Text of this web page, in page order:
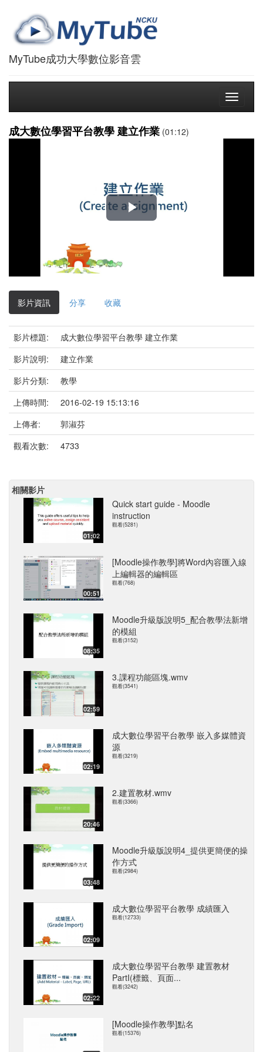
MyTube成功大學數位影音雲
Toggle
成大數位學習平台教學 建立作業 (01:12)
播
影片資訊 分享 收藏
影片標題:
成大數位學習平台教學 建立作業
影片說明:
建立作業
影片分類:
教學
上傳時間:
2016-02-19 15:13:16
上傳者:
郭淑芬
觀看次數:
4733
相關影片
01:02
Quick start guide - Moodle
instruction
觀看(5281)
00:51
[Moodle操作教學]將Word內容匯入線
上編輯器的編輯區
觀看(768)
08:35
Moodle升級版說明5_配合教學法新增
的模組
觀看(3152)
02:59
3.課程功能區塊.wmv
觀看(3541)
02:19
成大數位學習平台教學 嵌入多媒體資
源
觀看(3219)
20:46
2.建置教材.wmv
觀看(3366)
03:48
Moodle升級版說明4_提供更簡便的操
作方式
觀看(2984)
02:09
成大數位學習平台教學 成績匯入
觀看(12733)
02:22
成大數位學習平台教學 建置教材
PartI(標籤、頁面...
觀看(3242)
[Moodle操作教學]點名
觀看(15376)